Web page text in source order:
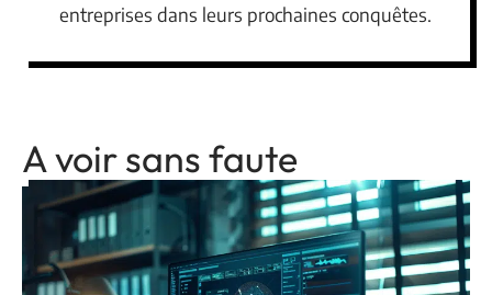
entreprises dans leurs prochaines conquêtes.
A voir sans faute